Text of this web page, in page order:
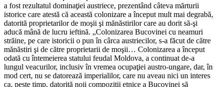
a fost re­zultatul dominaţiei austriece, prezentând câteva mărturii
istorice care atestă că această colonizare a început mult mai degrabă,
datorită proprietarilor de moşii şi mănăstirilor care au dorit să-şi
aducă mână de lu­cru ieftină. „Colonizarea Buco­vinei cu neamuri
străine, pe care istoricii o pun în cârca austriecilor, s-a făcut de către
mănăstiri şi de către pro­prietarii de moşii… Coloniza­rea a început
odată cu înte­meierea statului feudal Mol­dova, a continuat de-a
lungul veacurilor, inclusiv în vremea ocupaţiei austro-ungare, dar, în
mod cert, nu se datorează imperialilor, care nu aveau nici un interes
ca, peste timp, datorită noii compoziţii etnice a Bucovinei să